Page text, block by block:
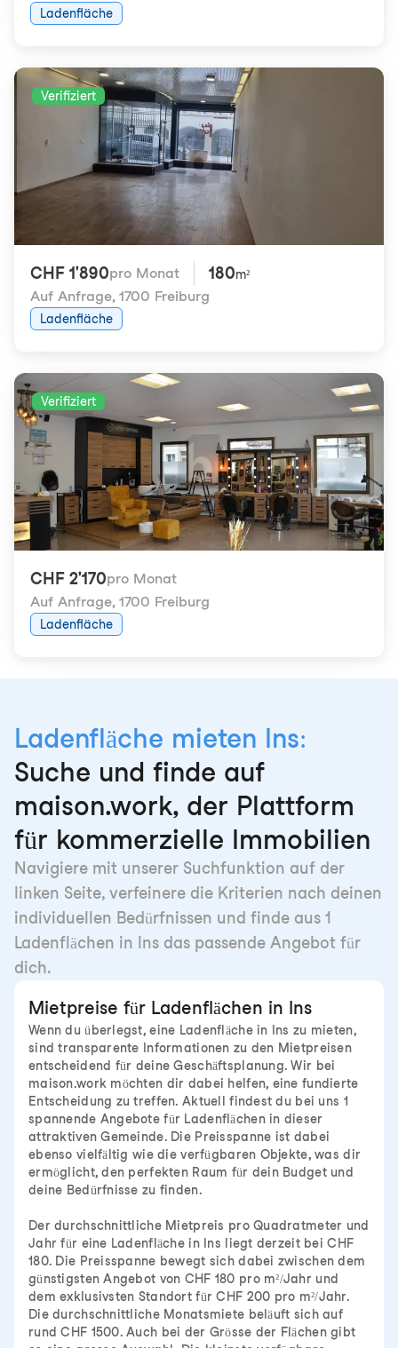
Ladenfläche
Verifiziert
CHF 1'890pro Monat 180m²
Auf Anfrage, 1700 Freiburg
Ladenfläche
Verifiziert
CHF 2'170pro Monat
Auf Anfrage, 1700 Freiburg
Ladenfläche
Ladenfläche mieten Ins:
Suche und finde auf
maison.work, der Plattform
für kommerzielle Immobilien
Navigiere mit unserer Suchfunktion auf der
linken Seite, verfeinere die Kriterien nach deinen
individuellen Bedürfnissen und finde aus 1
Ladenflächen in Ins das passende Angebot für
dich.
Mietpreise für Ladenflächen in Ins
Wenn du überlegst, eine Ladenfläche in Ins zu mieten,
sind transparente Informationen zu den Mietpreisen
entscheidend für deine Geschäftsplanung. Wir bei
maison.work möchten dir dabei helfen, eine fundierte
Entscheidung zu treffen. Aktuell findest du bei uns 1
spannende Angebote für Ladenflächen in dieser
attraktiven Gemeinde. Die Preisspanne ist dabei
ebenso vielfältig wie die verfügbaren Objekte, was dir
ermöglicht, den perfekten Raum für dein Budget und
deine Bedürfnisse zu finden.
Der durchschnittliche Mietpreis pro Quadratmeter und
Jahr für eine Ladenfläche in Ins liegt derzeit bei CHF
180. Die Preisspanne bewegt sich dabei zwischen dem
günstigsten Angebot von CHF 180 pro m²/Jahr und
dem exklusivsten Standort für CHF 200 pro m²/Jahr.
Die durchschnittliche Monatsmiete beläuft sich auf
rund CHF 1500. Auch bei der Grösse der Flächen gibt